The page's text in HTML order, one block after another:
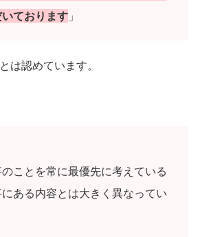
ております 」
は認めています。
のことを常に最優先に考えている
ある内容とは大きく異なってい